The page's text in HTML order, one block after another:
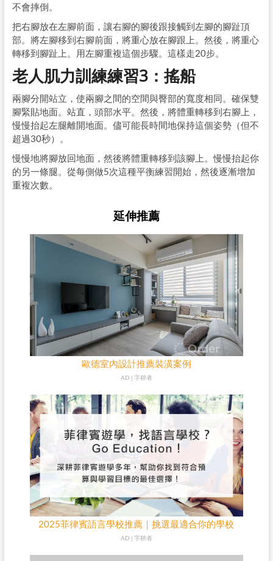
不會摔倒。
把右腳放在左腳前面，讓右腳的腳後跟接觸到左腳的腳趾頂
部。將左腳移到右腳前面，將重心放在腳跟上。然後，將重心
轉移到腳趾上。用左腳重複這個步驟。這樣走20步。
老人肌力訓練練習3：搖船
兩腳分開站立，使兩腳之間的空間與臀部的寬度相同。確保雙
腳緊貼地面。站直，頭部水平。然後，將體重轉移到右腳上，
慢慢抬起左腿離開地面。儘可能長時間地保持這個姿勢（但不
超過30秒）。
慢慢地將腳放回地面，然後將體重轉移到該腳上。慢慢抬起你
的另一條腿。從每側做5次這種平衡練習開始，然後逐漸增加
重複次數。
延伸推薦
歐德室內設計推薦裝潢案例
AD | 字耕者
2025菲律賓語言學校推薦｜挑選最適合你的學校
AD | 字耕者